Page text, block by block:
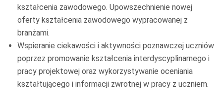
kształcenia zawodowego. Upowszechnienie nowej
oferty kształcenia zawodowego wypracowanej z
branżami.
Wspieranie ciekawości i aktywności poznawczej uczniów
poprzez promowanie kształcenia interdyscyplinarnego i
pracy projektowej oraz wykorzystywanie oceniania
kształtującego i informacji zwrotnej w pracy z uczniem.